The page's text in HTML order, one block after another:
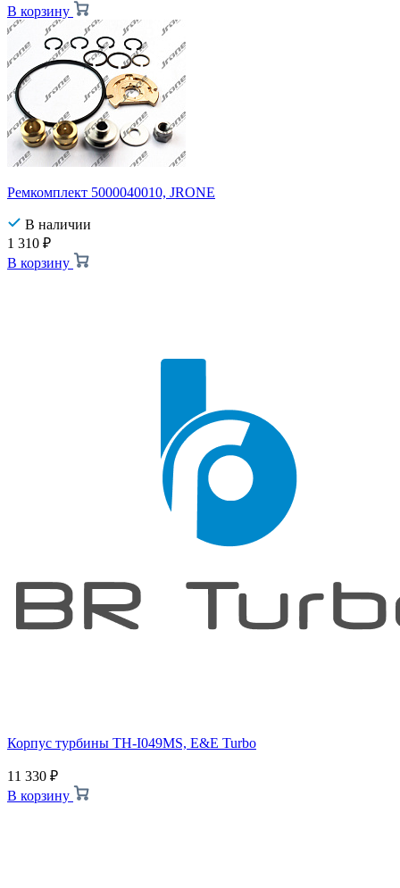
В корзину
Ремкомплект 5000040010, JRONE
В наличии
1 310 ₽
В корзину
Корпус турбины TH-I049MS, E&E Turbo
11 330 ₽
В корзину